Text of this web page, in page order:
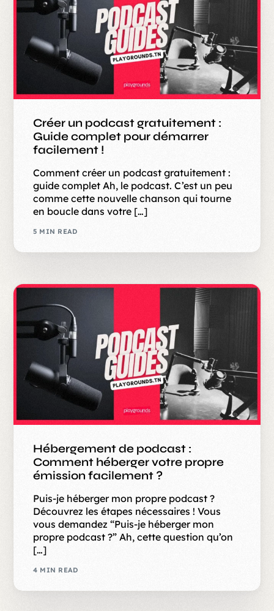
Créer un podcast gratuitement :
Guide complet pour démarrer
facilement !
Comment créer un podcast gratuitement :
guide complet Ah, le podcast. C’est un peu
comme cette nouvelle chanson qui tourne
en boucle dans votre […]
5 MIN READ
Hébergement de podcast :
Comment héberger votre propre
émission facilement ?
Puis-je héberger mon propre podcast ?
Découvrez les étapes nécessaires ! Vous
vous demandez “Puis-je héberger mon
propre podcast ?” Ah, cette question qu’on
[…]
4 MIN READ